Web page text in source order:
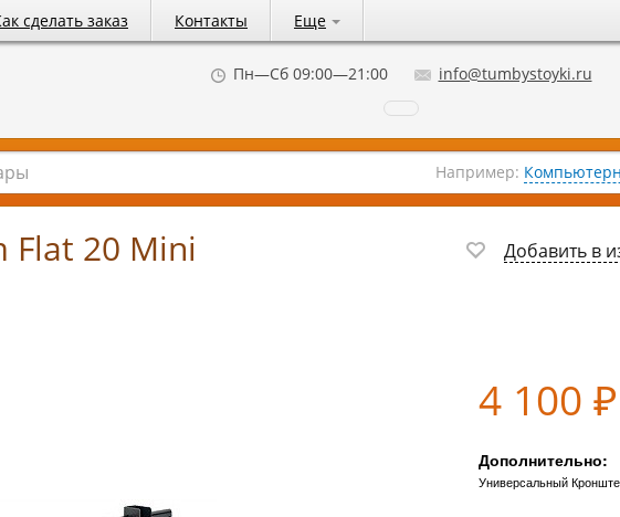
сделать заказ Контакты Еще
Пн—Сб 09:00—21:00 info@tumbystoyki.ru
Например:
Flat 20 Mini Добавить в
4 100₽
Дополнительно:
Универсальный